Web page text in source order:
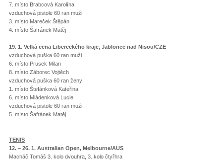
7. místo Brabcová Karolína
vzduchová pistole 60 ran muži
3. místo Mareček Štěpán
4. místo Šafránek Matěj
19. 1. Velká cena Libereckého kraje, Jablonec nad Nisou/CZE
vzduchová puška 60 ran muži
6. místo Prusek Milan
8. místo Záborec Vojtěch
vzduchová puška 60 ran ženy
1. místo Štefánková Kateřina
6. místo Mládenková Lucie
vzduchová pistole 60 ran muži
5. místo Šafránek Matěj
TENIS
12. – 26. 1. Australian Open, Melbourne/AUS
Macháč Tomáš 3. kolo dvouhra, 3. kolo čtyřhra